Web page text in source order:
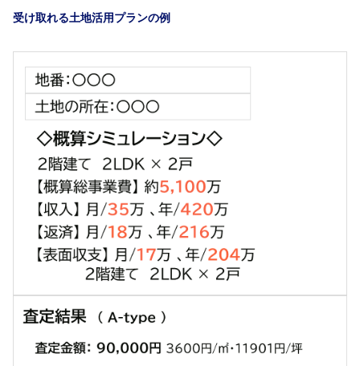
受け取れる土地活用プランの例